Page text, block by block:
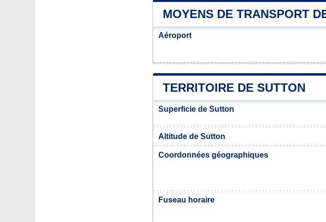
MOYENS DE TRANSPORT
Aéroport
TERRITOIRE DE SUTTON
Superficie de Sutton
Altitude de Sutton
Coordonnées géographiques
Fuseau horaire